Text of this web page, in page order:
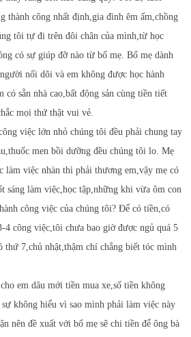
thành công nhất định,gia đình êm ấm,chồng
tôi tự đi trên đôi chân của mình,từ học
có sự giúp đỡ nào từ bố mẹ. Bố mẹ dành
nối dõi và em không được học hành
sẵn nhà cao,bất động sản cùng tiền tiết
mọi thứ thật vui vẻ.
việc lớn nhỏ chúng tôi đều phải chung tay
men bồi dưỡng đều chúng tôi lo. Mẹ
làm việc nhàn thì phải thương em,vậy mẹ có
sáng làm việc,học tập,những khi vừa ôm con
công việc của chúng tôi? Để có tiền,có
4 công việc,tôi chưa bao giờ được ngủ quá 5
thứ 7,chủ nhật,thậm chí chẳng biết tóc mình
em dâu mới tiền mua xe,số tiền không
không hiểu vì sao mình phải làm việc này
nên đề xuất với bố mẹ sẽ chi tiền để ông bà